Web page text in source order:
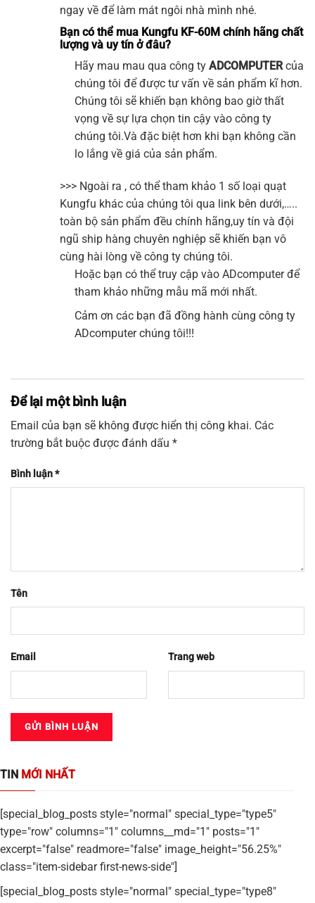
ngay về để làm mát ngôi nhà mình nhé.
Bạn có thể mua Kungfu KF-60M chính hãng chất
lượng và uy tín ở đâu?
Hãy mau mau qua công ty ADCOMPUTERcủa
chúng tôi để được tư vấn về sản phẩm kĩ hơn.
Chúng tôi sẽ khiến bạn không bao giờ thất
vọng về sự lựa chọn tin cậy vào công ty
chúng tôi.Và đặc biệt hơn khi bạn không cần
lo lắng về giá của sản phẩm.
>>> Ngoài ra , có thể tham khảo 1 số loại quạt
Kungfu khác của chúng tôi qua link bên dưới,…..
toàn bộ sản phẩm đều chính hãng,uy tín và đội
ngũ ship hàng chuyên nghiệp sẽ khiến bạn vô
cùng hài lòng về công ty chúng tôi.
Hoặc bạn có thể truy cập vào ADcomputerđể
tham khảo những mẫu mã mới nhất.
Cảm ơn các bạn đã đồng hành cùng công ty
ADcomputer chúng tôi!!!
Để lại một bình luận
Email của bạn sẽ không được hiển thị công khai. Các
trường bắt buộc được đánh dấu *
Bình luận*
Tên
Email Trang web
TIN MỚI NHẤT
[special_blog_posts style="normal" special_type="type5"
type="row" columns="1" columns__md="1" posts="1"
excerpt="false" readmore="false" image_height="56.25%"
class="item-sidebar first-news-side"]
[special_blog_posts style="normal" special_type="type8"